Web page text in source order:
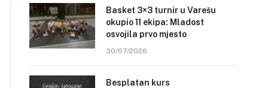
Basket 3×3 turnir u Varešu
okupio 11 ekipa: Mladost
osvojila prvo mjesto
30/07/2026
Besplatan kurs